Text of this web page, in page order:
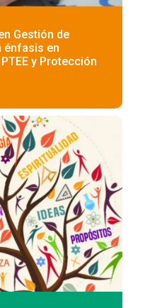
Gestión de
énfasis en
PTEE y Protección